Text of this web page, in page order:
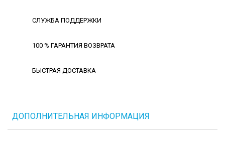
СЛУЖБА ПОДДЕРЖКИ
100 % ГАРАНТИЯ ВОЗВРАТА
БЫСТРАЯ ДОСТАВКА
ДОПОЛНИТЕЛЬНАЯ ИНФОРМАЦИЯ